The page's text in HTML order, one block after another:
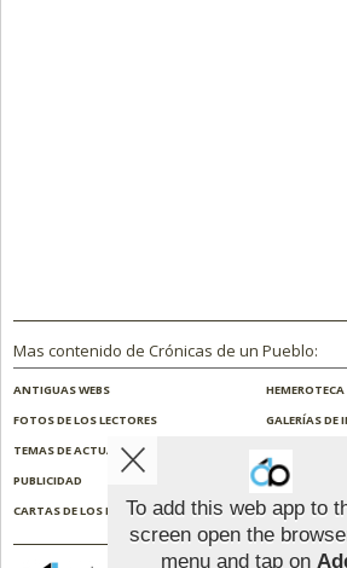
Mas contenido de Crónicas de un Pueblo:
ANTIGUAS WEBS
HEMEROTECA
FOTOS DE LOS LECTORES
GALERÍAS DE
TEMAS DE ACTUALIDAD
PUBLICIDAD
CONTACTO
CARTAS DE LOS LECTORES
ENCUESTAS
To add this web app to
screen open the
menu and tap on
Aviso sobre el Uso de